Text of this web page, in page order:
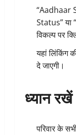
“Aadhaar
Status” या
विकल्प पर
यहां लिंकिंग
दे जाएगी।
ध्यान रखें
परिवार के